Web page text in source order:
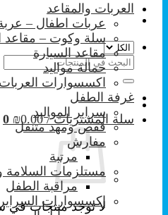
البحث
عن:
سلة المشتريات / ₪0.00
0
لا توجد منتجات في
العربات والمقاعد
عربات اطفال –
سلة وكوت – مقاعد
مقاعد السيارة
حمالة مواليد
اكسسوارات
غرفة الطفل
سراير المواليد
قفص ومهد متنقل
مفارش
مرتبة
مستلزمات السلامة
مراقبة الطفل
إكسسوارات السراير